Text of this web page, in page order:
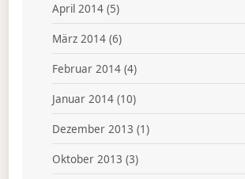
April 2014(5)
März 2014(6)
Februar 2014(4)
Januar 2014(10)
Dezember 2013 (1)
Oktober 2013 (3)